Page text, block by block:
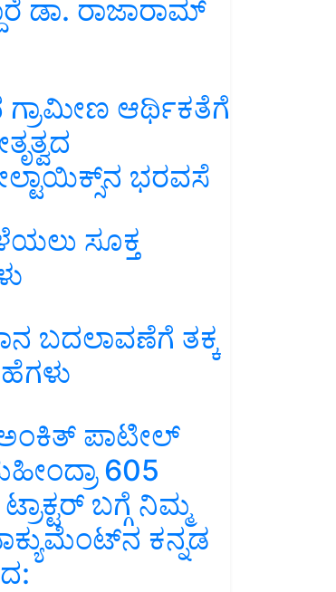
ಡಾ. ರಾಜಾರಾಮ್
ಗ್ರಾಮೀಣ ಆರ್ಥಿಕತೆಗೆ
ಭರವಸೆ
ಸೂಕ್ತ
ಬದಲಾವಣೆಗೆ ತಕ್ಕ
ಪಾಟೀಲ್
605
ಬಗ್ಗೆ ನಿಮ್ಮ
ಕನ್ನಡ